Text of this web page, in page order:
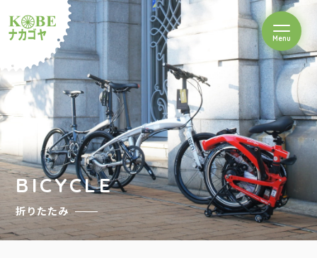
ルショップナカゴヤ
Menuを開閉
BICYCLE
折りたたみ